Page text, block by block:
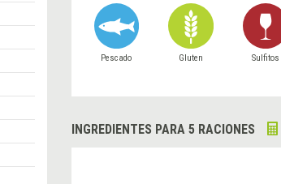
Pescado Gluten Sulfitos
INGREDIENTES PARA 5 RACIONES